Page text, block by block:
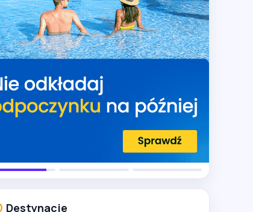
Destynacje